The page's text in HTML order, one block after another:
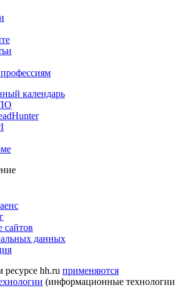
календарь
сайтов
данных
hh.ru применяются
(информационные технологии